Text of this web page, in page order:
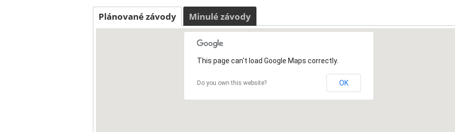
Plánované závody Minulé závody
This page can't load Google Maps correctly.
Do you own this website? OK